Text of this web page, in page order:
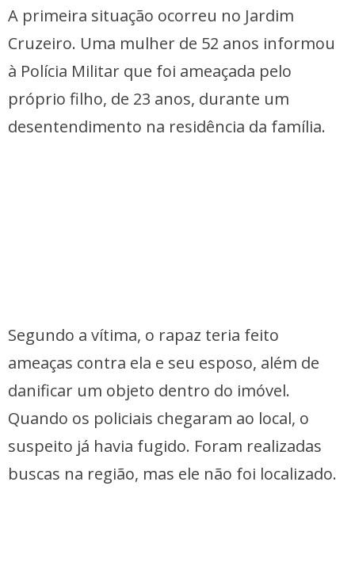
A primeira situação ocorreu no Jardim
Cruzeiro. Uma mulher de 52 anos informou
à Polícia Militar que foi ameaçada pelo
próprio filho, de 23 anos, durante um
desentendimento na residência da família.
Segundo a vítima, o rapaz teria feito
ameaças contra ela e seu esposo, além de
danificar um objeto dentro do imóvel.
Quando os policiais chegaram ao local, o
suspeito já havia fugido. Foram realizadas
buscas na região, mas ele não foi localizado.